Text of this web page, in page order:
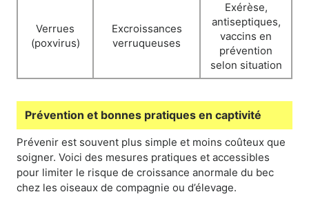
Verrues
(poxvirus)
Excroissances
verruqueuses
Exérèse,
antiseptiques,
vaccins en
prévention
selon situation
Prévention et bonnes pratiques en captivité
Prévenir est souvent plus simple et moins coûteux que
soigner. Voici des mesures pratiques et accessibles
pour limiter le risque de croissance anormale du bec
chez les oiseaux de compagnie ou d’élevage.